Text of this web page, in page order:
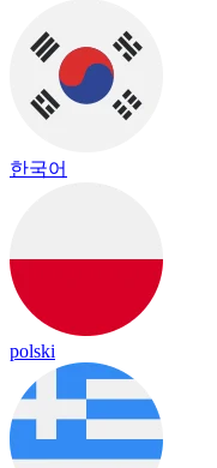
한국어
polski